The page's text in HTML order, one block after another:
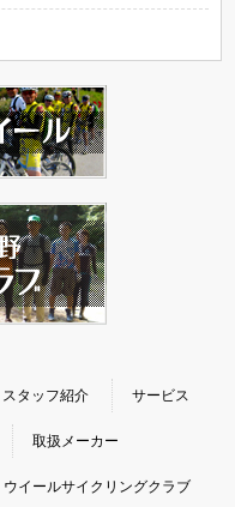
スタッフ紹介 サービス
取扱メーカー
ウイールサイクリングクラブ